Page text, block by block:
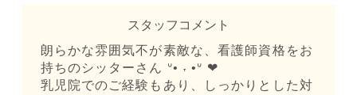
スタッフコメント
朗らかな雰囲気不が素敵な、看護師資格をお
持ちのシッターさん ᐡ• ˕ •ᐡ ❤︎
乳児院でのご経験もあり、しっかりとした対